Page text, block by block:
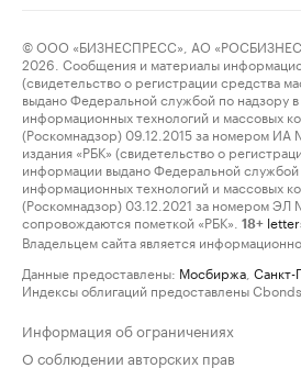
© ООО «БИЗНЕСПРЕСС», АО
2026. Сообщения и материалы
(свидетельство о регистрации средства
выдано Федеральной службой по надзору
информационных технологий и массовых
(Роскомнадзор) 09.12.2015 за номером
издания «РБК» (свидетельство о
информации выдано Федеральной службой
информационных технологий и массовых
(Роскомнадзор) 03.12.2021 за номером
сопровождаются пометкой «РБК».
18+
Владельцем сайта является
Данные предоставлены: Мосбиржа Санкт-
Индексы облигаций предоставлены Cbonds.
Информация об ограничениях
О соблюдении авторских прав